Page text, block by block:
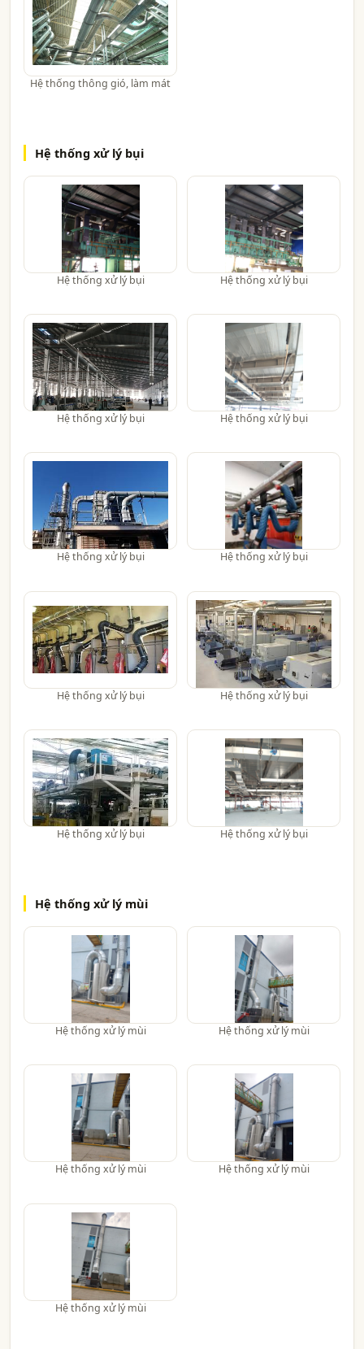
Hệ thống thông gió, làm mát
Hệ thống xử lý bụi
Hệ thống xử lý bụi Hệ thống xử lý bụi
Hệ thống xử lý bụi Hệ thống xử lý bụi
Hệ thống xử lý bụi Hệ thống xử lý bụi
Hệ thống xử lý bụi Hệ thống xử lý bụi
Hệ thống xử lý bụi Hệ thống xử lý bụi
Hệ thống xử lý mùi
Hệ thống xử lý mùi Hệ thống xử lý mùi
Hệ thống xử lý mùi Hệ thống xử lý mùi
Hệ thống xử lý mùi